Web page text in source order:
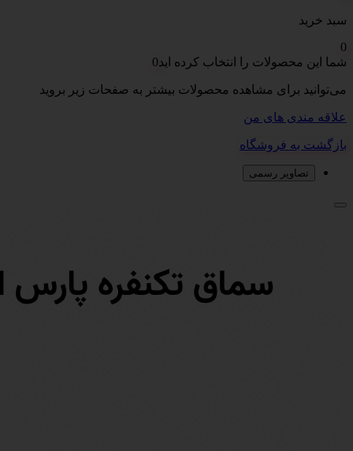
سبد خرید
0
شما این محصولات را انتخاب کرده اید 0
می‌توانید برای مشاهده محصولات بیشتر به صفحات زیر بروید
علاقه مندی های من
بازگشت به فروشگاه
تصاویر رسمی